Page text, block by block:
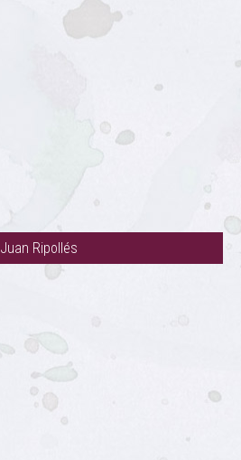
Juan Ripollés